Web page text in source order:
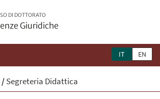
DI DOTTORATO
Giuridiche
IT EN
/Segreteria Didattica